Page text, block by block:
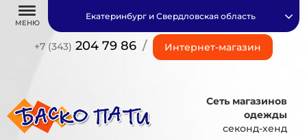
МЕНЮ
+7 (343) 204 79 86 / Интернет-магазин
Екатеринбург и Свердловская область
Сеть магазинов
одежды
секонд-хенд